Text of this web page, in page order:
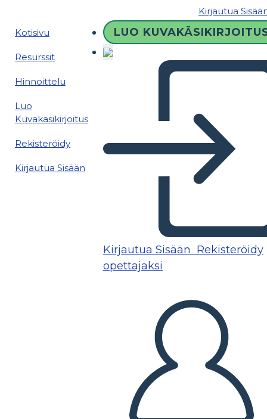
Kirjautua
Kotisivu
Resurssit
Hinnoittelu
Luo
Kuvakäsikirjoitus
Rekisteröidy
Kirjautua Sisään
LUO
Kirjautua Sisään Rekisteröidy
opettajaksi